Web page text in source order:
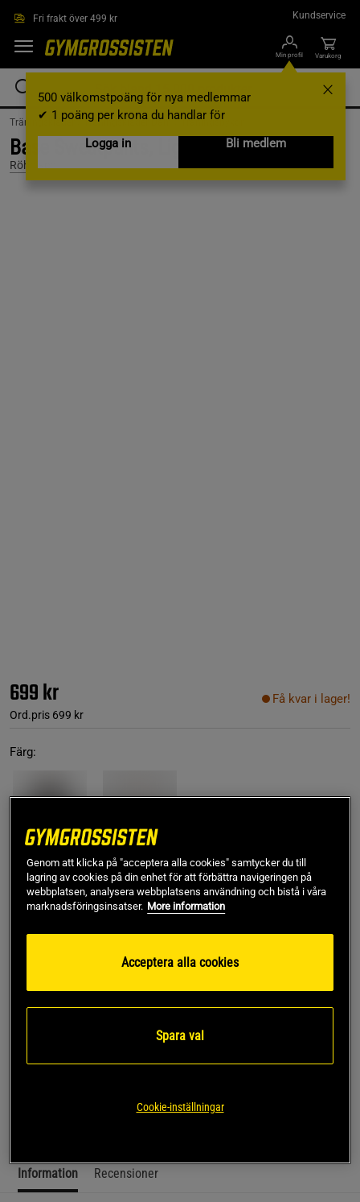
Fri frakt över 499 kr Kundservice
Min profil
500 välkomstpoäng för nya medlemmar
✔ 1 poäng per krona du handlar för
Logga in
Bli medlem
Varukorg
Träningskläder / Träningskläder Dam /Träningsbyxor
Base Sweatpants, Light Grey Melange, L
Röhnisch
699 kr
Ord.pris 699 kr
Få kvar i lager!
Färg:
L
7314840440852
Base Sweatpants från Röhnisch är ett utmärkt val för en
Information Recensioner
Genom att klicka på "acceptera alla cookies" samtycker du till
lagring av cookies på din enhet för att förbättra navigeringen på
webbplatsen, analysera webbplatsens användning och bistå i våra
marknadsföringsinsatser. More information
Acceptera alla cookies
Spara val
Cookie-inställningar